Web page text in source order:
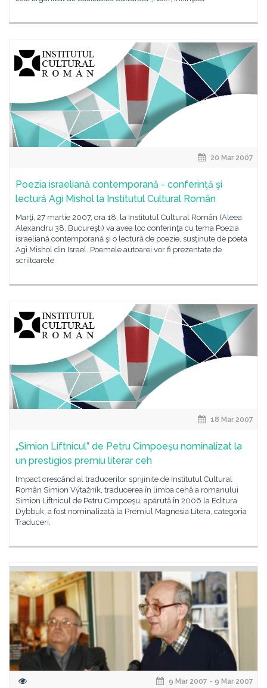
20 Mar 2007
Poezia israeliană contemporană - conferinţă şi
lectură Agi Mishol la Institutul Cultural Român
Marţi, 27 martie 2007, ora 18, la Institutul Cultural Român (Aleea
Alexandru 38, Bucureşti) va avea loc conferinţa cu tema Poezia
israeliană contemporană şi o lectură de poezie, susţinute de poeta
Agi Mishol din Israel. Poemele autoarei vor fi prezentate de
scriitoarele
18 Mar 2007
„Simion Liftnicul” de Petru Cimpoeşu nominalizat la
un prestigios premiu literar ceh
Impact crescând al traducerilor sprijinite de Institutul Cultural
Român Simion Výtažník, traducerea în limba cehă a romanului
Simion Liftnicul de Petru Cimpoeşu, apărută în 2006 la Editura
Dybbuk, a fost nominalizată la Premiul Magnesia Litera, categoria
Traduceri,
9 Mar 2007 - 9 Mar 2007